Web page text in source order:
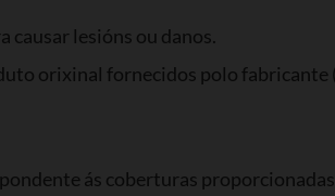
causar lesións ou danos.
orixinal fornecidos polo fabricante
ás coberturas